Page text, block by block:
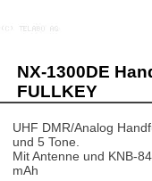
NX-1300DE
FULLKEY
UHF DMR/Analog
und 5 Tone.
Mit Antenne und KNB-
mAh